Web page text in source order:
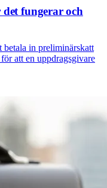
fungerar och
betala in preliminärskatt
att en uppdragsgivare